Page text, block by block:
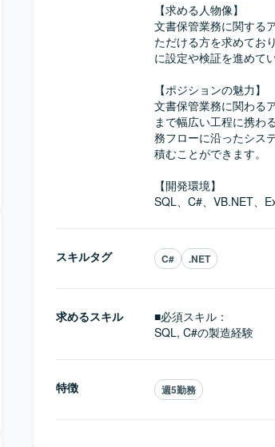
【求める人物像】
文書保管業務に関する
ただける方を求めてお
に設定や検証を進めて
【ポジションの魅力】
文書保管業務に関わる
まで幅広い工程に携わ
務フローに沿ったシス
積むことができます。
【開発環境】
SQL、C#、VB.NET、
スキルタグ C# .NET
求めるスキル
■必須スキル：
SQL, C#の製造経験
特徴 週5勤務